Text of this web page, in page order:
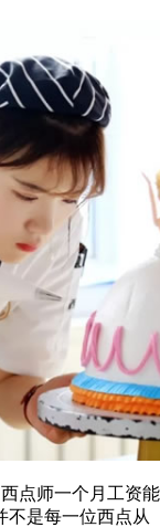
点师一个月工资能
不是每一位西点从